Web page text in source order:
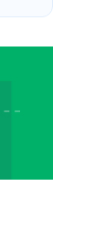
은 주춤했지만…'